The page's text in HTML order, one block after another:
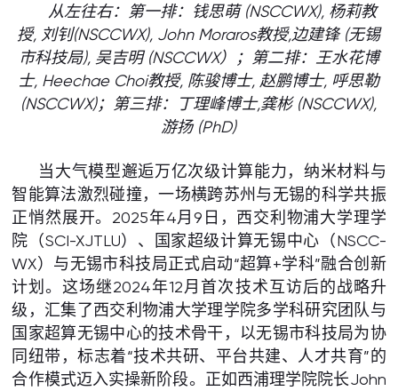
从左往右：第一排：钱思萌 (NSCCWX), 杨莉教
授, 刘钊(NSCCWX), John Moraros教授,边建锋 (无锡
市科技局), 吴吉明 (NSCCWX）； 第二排：王水花博
士, Heechae Choi教授, 陈骏博士, 赵鹏博士, 呼思勒
(NSCCWX)； 第三排：丁理峰博士,龚彬 (NSCCWX),
游扬 (PhD)
当大气模型邂逅万亿次级计算能力，纳米材料与
智能算法激烈碰撞，一场横跨苏州与无锡的科学共振
正悄然展开。2025年4月9日，西交利物浦大学理学
院（SCI-XJTLU）、国家超级计算无锡中心（NSCC-
WX）与无锡市科技局正式启动“超算+学科”融合创新
计划。这场继2024年12月首次技术互访后的战略升
级，汇集了西交利物浦大学理学院多学科研究团队与
国家超算无锡中心的技术骨干，以无锡市科技局为协
同纽带，标志着“技术共研、平台共建、人才共育”的
合作模式迈入实操新阶段。正如西浦理学院院长John